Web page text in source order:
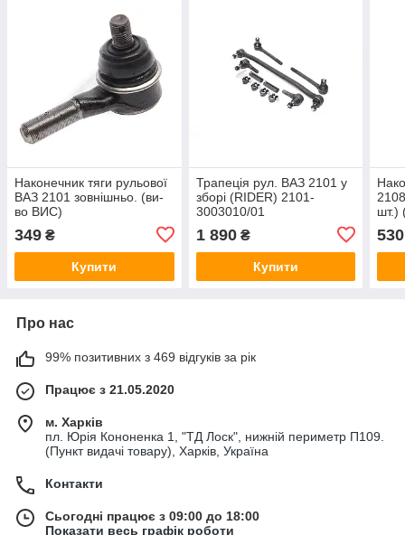
Наконечник тяги рульової
ВАЗ 2101 зовнішньо. (ви-
во ВИС)
349 ₴
Купити
Трапеція рул. ВАЗ 2101 у
зборі (RIDER) 2101-
3003010/01
1 890₴
Купити
шт.)
530
Про нас
99% позитивних з 469 відгуків за рік
Працює з 21.05.2020
м. Харків
пл. Юрія Кононенка 1, "ТД Лоск", нижній периметр П109.
(Пункт видачі товару), Харків, Україна
Контакти
Сьогодні працює з 09:00 до 18:00
Показати весь графік роботи